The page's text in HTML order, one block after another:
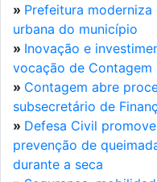
» Prefeitura
urbana do município
» Inovação e
vocação de Contagem
» Contagem abre
subsecretário de
» Defesa Civil
prevenção de
durante a seca